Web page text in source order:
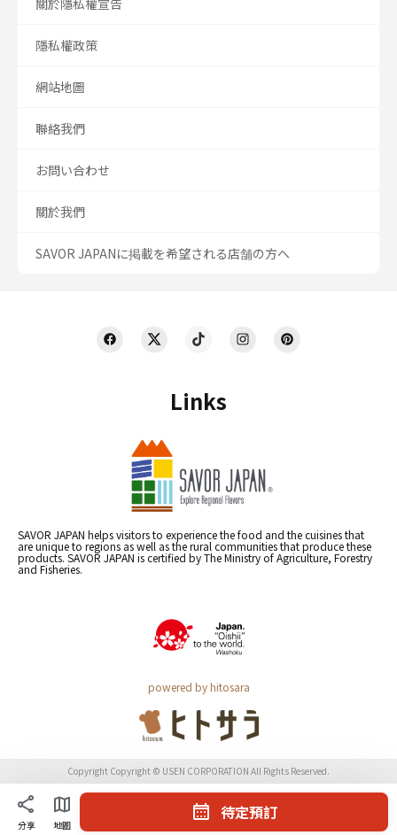
分享 地圖
待定預訂
Links
SAVOR JAPAN helps visitors to experience the food and the cuisines that
are unique to regions as well as the rural communities that produce these
products. SAVOR JAPAN is certified by The Ministry of Agriculture, Forestry
and Fisheries.
powered by hitosara
關於隱私權宣告
隱私權政策
網站地圖
聯絡我們
お問い合わせ
關於我們
SAVOR JAPANに掲載を希望される店舗の方へ
Copyright Copyright © USEN CORPORATION All Rights Reserved.